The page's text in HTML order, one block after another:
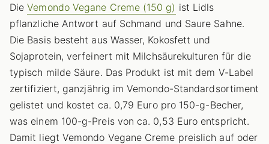
DieVemondo Vegane Creme (150 g) ist Lidls
pflanzliche Antwort auf Schmand und Saure Sahne.
Die Basis besteht aus Wasser, Kokosfett und
Sojaprotein, verfeinert mit Milchsäurekulturen für die
typisch milde Säure. Das Produkt ist mit dem V-Label
zertifiziert, ganzjährig im Vemondo-Standardsortiment
gelistet und kostet ca. 0,79 Euro pro 150-g-Becher,
was einem 100-g-Preis von ca. 0,53 Euro entspricht.
Damit liegt Vemondo Vegane Creme preislich auf oder